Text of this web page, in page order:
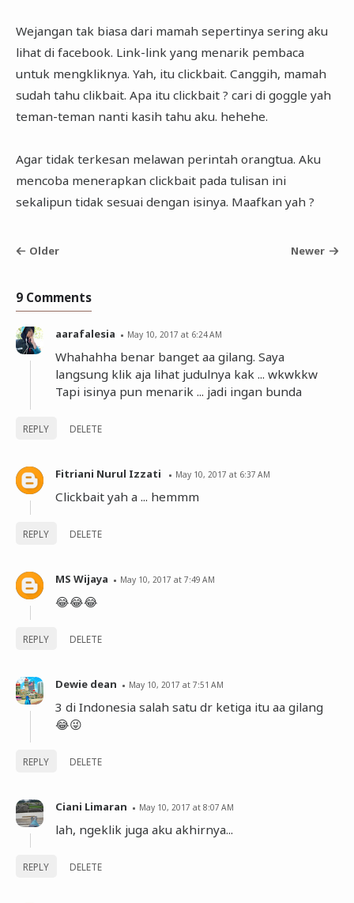
Wejangan tak biasa dari mamah sepertinya sering aku
lihat di facebook. Link-link yang menarik pembaca
untuk mengkliknya. Yah, itu clickbait. Canggih, mamah
sudah tahu clikbait. Apa itu clickbait ? cari di goggle yah
teman-teman nanti kasih tahu aku. hehehe.
Agar tidak terkesan melawan perintah orangtua. Aku
mencoba menerapkan clickbait pada tulisan ini
sekalipun tidak sesuai dengan isinya. Maafkan yah ?
Older Newer
9 Comments
aarafalesia May 10, 2017 at 6:24 AM
Whahahha benar banget aa gilang. Saya
langsung klik aja lihat judulnya kak ... wkwkkw
Tapi isinya pun menarik ... jadi ingan bunda
REPLY DELETE
Fitriani Nurul Izzati May 10, 2017 at 6:37 AM
Clickbait yah a ... hemmm
REPLY DELETE
MS Wijaya May 10, 2017 at 7:49 AM
😂😂😂
REPLY DELETE
Dewie dean May 10, 2017 at 7:51 AM
3 di Indonesia salah satu dr ketiga itu aa gilang
😂😜
REPLY DELETE
Ciani Limaran May 10, 2017 at 8:07 AM
lah, ngeklik juga aku akhirnya...
REPLY DELETE